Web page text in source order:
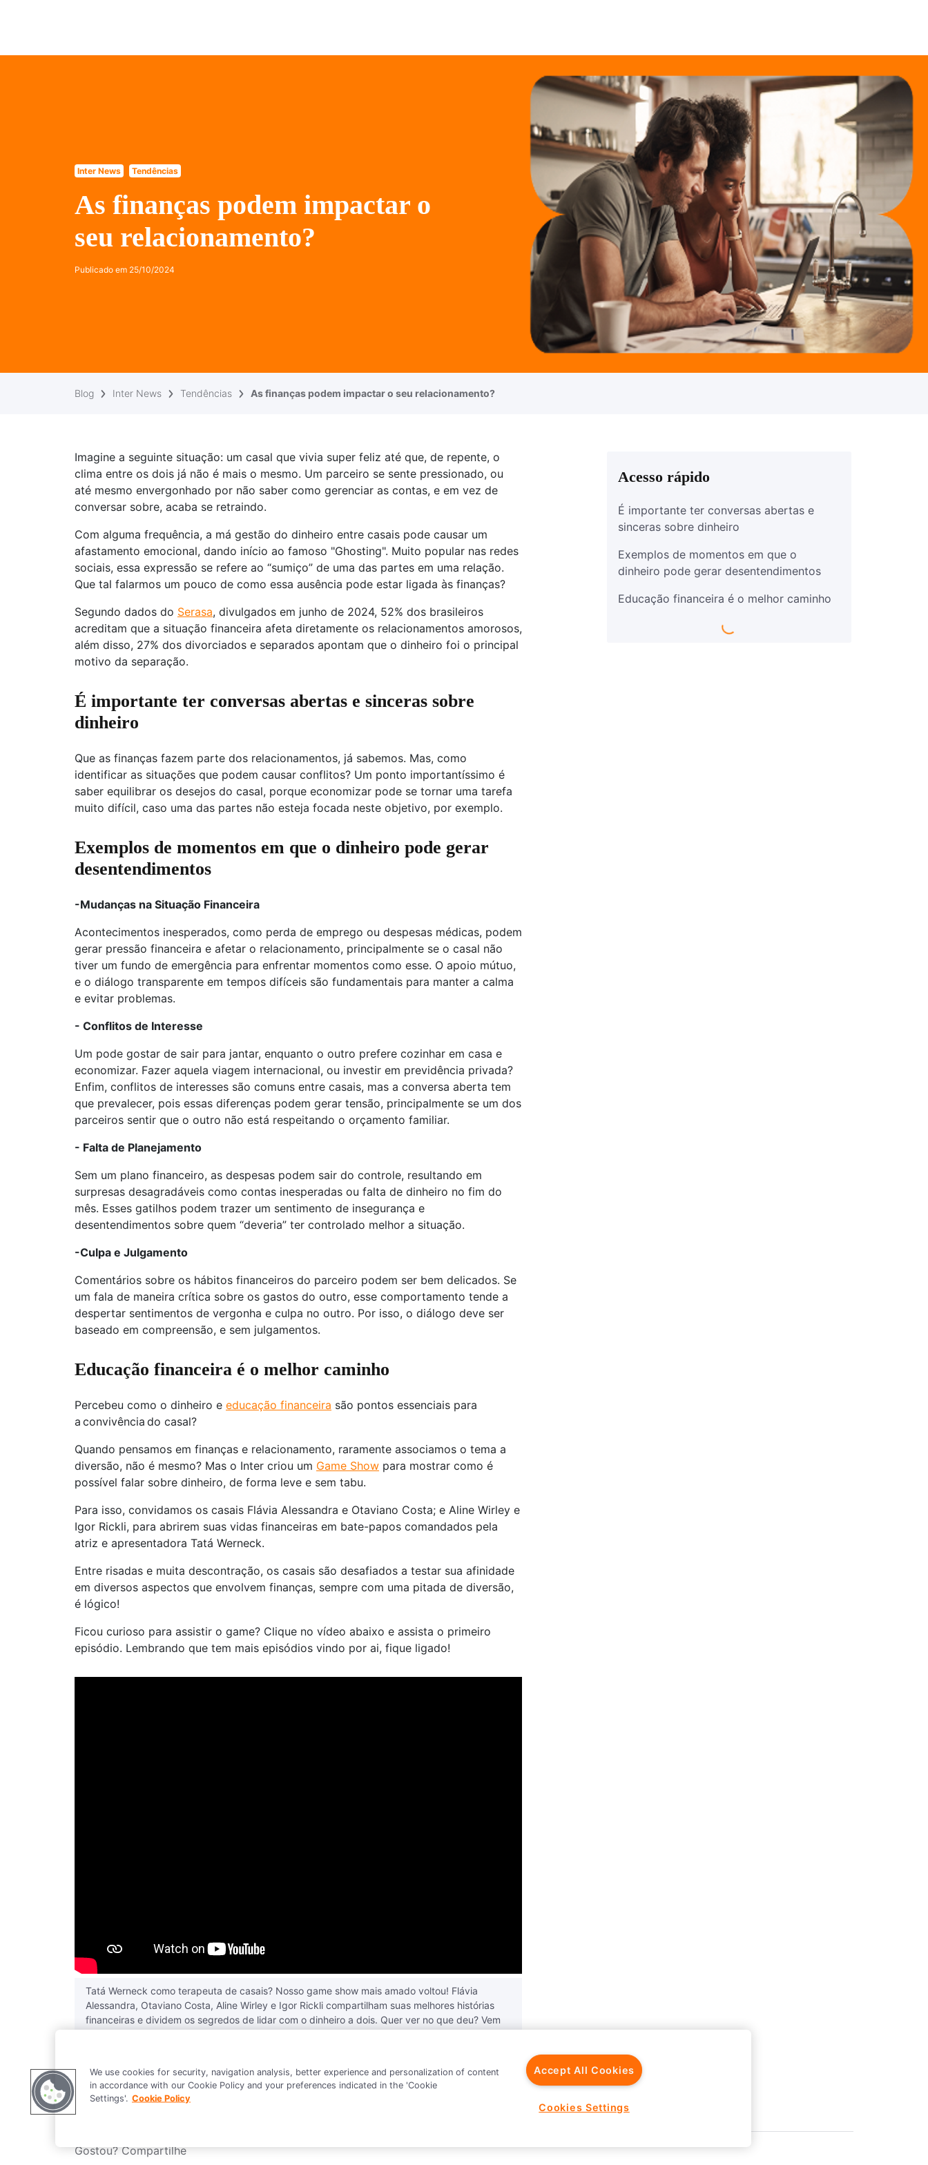
Inter News Tendências
As finanças podem impactar o
seu relacionamento?
Publicado em 25/10/2024
Blog Inter News Tendências As finanças podem impactar o seu relacionamento?
Imagine a seguinte situação: um casal que vivia super feliz até que, de repente, o
clima entre os dois já não é mais o mesmo. Um parceiro se sente pressionado, ou
até mesmo envergonhado por não saber como gerenciar as contas, e em vez de
conversar sobre, acaba se retraindo.
Com alguma frequência, a má gestão do dinheiro entre casais pode causar um
afastamento emocional, dando início ao famoso "Ghosting". Muito popular nas redes
sociais, essa expressão se refere ao “sumiço” de uma das partes em uma relação.
Que tal falarmos um pouco de como essa ausência pode estar ligada às finanças?
Segundo dados do Serasa, divulgados em junho de 2024, 52% dos brasileiros
acreditam que a situação financeira afeta diretamente os relacionamentos amorosos,
além disso, 27% dos divorciados e separados apontam que o dinheiro foi o principal
motivo da separação.
É importante ter conversas abertas e sinceras sobre
dinheiro
Que as finanças fazem parte dos relacionamentos, já sabemos. Mas, como
identificar as situações que podem causar conflitos? Um ponto importantíssimo é
saber equilibrar os desejos do casal, porque economizar pode se tornar uma tarefa
muito difícil, caso uma das partes não esteja focada neste objetivo, por exemplo.
Exemplos de momentos em que o dinheiro pode gerar
desentendimentos
-Mudanças na Situação Financeira
Acontecimentos inesperados, como perda de emprego ou despesas médicas, podem
gerar pressão financeira e afetar o relacionamento, principalmente se o casal não
tiver um fundo de emergência para enfrentar momentos como esse. O apoio mútuo,
e o diálogo transparente em tempos difíceis são fundamentais para manter a calma
e evitar problemas.
- Conflitos de Interesse
Um pode gostar de sair para jantar, enquanto o outro prefere cozinhar em casa e
economizar. Fazer aquela viagem internacional, ou investir em previdência privada?
Enfim, conflitos de interesses são comuns entre casais, mas a conversa aberta tem
que prevalecer, pois essas diferenças podem gerar tensão, principalmente se um dos
parceiros sentir que o outro não está respeitando o orçamento familiar.
- Falta de Planejamento
Sem um plano financeiro, as despesas podem sair do controle, resultando em
surpresas desagradáveis como contas inesperadas ou falta de dinheiro no fim do
mês. Esses gatilhos podem trazer um sentimento de insegurança e
desentendimentos sobre quem “deveria” ter controlado melhor a situação.
-Culpa e Julgamento
Comentários sobre os hábitos financeiros do parceiro podem ser bem delicados. Se
um fala de maneira crítica sobre os gastos do outro, esse comportamento tende a
despertar sentimentos de vergonha e culpa no outro. Por isso, o diálogo deve ser
baseado em compreensão, e sem julgamentos.
Educação financeira é o melhor caminho
Percebeu como o dinheiro e educação financeira são pontos essenciais para
a convivência do casal?
Quando pensamos em finanças e relacionamento, raramente associamos o tema a
diversão, não é mesmo? Mas o Inter criou um Game Show para mostrar como é
possível falar sobre dinheiro, de forma leve e sem tabu.
Para isso, convidamos os casais Flávia Alessandra e Otaviano Costa; e Aline Wirley e
Igor Rickli, para abrirem suas vidas financeiras em bate-papos comandados pela
atriz e apresentadora Tatá Werneck.
Entre risadas e muita descontração, os casais são desafiados a testar sua afinidade
em diversos aspectos que envolvem finanças, sempre com uma pitada de diversão,
é lógico!
Ficou curioso para assistir o game? Clique no vídeo abaixo e assista o primeiro
episódio. Lembrando que tem mais episódios vindo por ai, fique ligado!
Tatá Werneck como terapeuta de casais? Nosso game show mais amado voltou! Flávia
Alessandra, Otaviano Costa, Aline Wirley e Igor Rickli compartilham suas melhores histórias
financeiras e dividem os segredos de lidar com o dinheiro a dois. Quer ver no que deu? Vem
Acesso rápido
É importante ter conversas abertas e
sinceras sobre dinheiro
Exemplos de momentos em que o
dinheiro pode gerar desentendimentos
Educação financeira é o melhor caminho
Gostou? Compartilhe
We use cookies for security, navigation analysis, better experience and personalization of content
in accordance with our Cookie Policy and your preferences indicated in the 'Cookie
Settings'. Cookie Policy
Accept All Cookies
Cookies Settings